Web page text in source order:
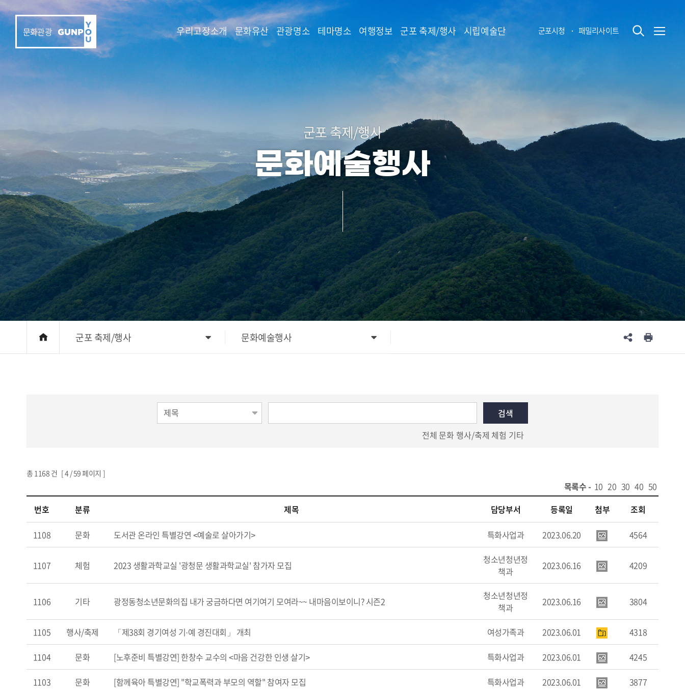
본문 바로가기
문화관광 우리고장소개 문화유산 관광명소 테마명소 여행정보 군포 축제/행사 시립예술단 군포시청 패밀리사이트
군포 축제/행사
문화예술행사
군포 축제/행사 문화예술행사
전체 문화 행사/축제 체험 기타
총 1168 건 [4/ 59 페이지 ]
목록수 - 10 20 30 40 50
번호
분류 제목 담당부서 등록일 첨부 조회
1108 문화 도서관 온라인 특별강연 <예술로 살아가기> 특화사업과 2023.06.20 4564
1107 체험 2023 생활과학교실 '광청문 생활과학교실' 참가자 모집
청소년청년정
책과
2023.06.16 4209
1106 기타 광정동청소년문화의집 내가 궁금하다면 여기여기 모여라~~ 내마음이보이니? 시즌2
청소년청년정
책과
2023.06.16 3804
1105 행사/축제 「제38회 경기여성 기·예 경진대회」 개최 여성가족과 2023.06.01 4318
1104 문화 [노후준비 특별강연] 한창수 교수의 <마음 건강한 인생 살기> 특화사업과 2023.06.01 4245
1103 문화 [함께육아 특별강연] "학교폭력과 부모의 역할" 참여자 모집 특화사업과 2023.06.01
3877